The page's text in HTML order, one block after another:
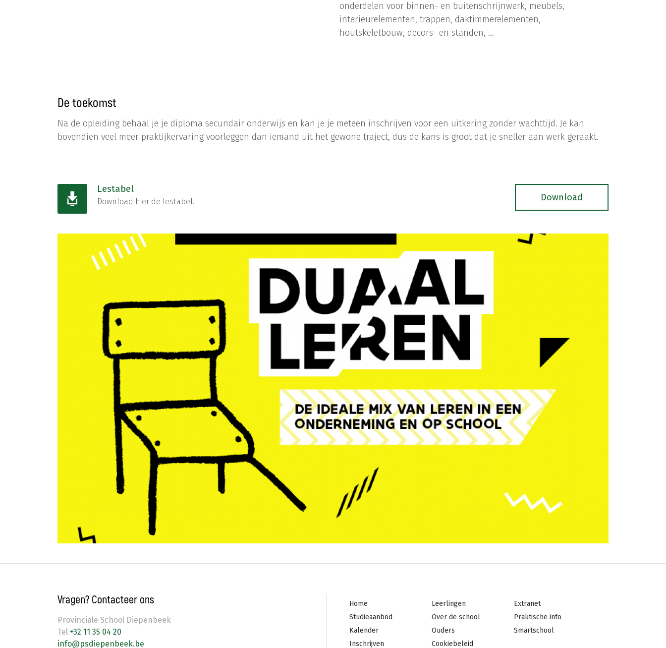
onderdelen voor binnen- en buitenschrijnwerk, meubels,
interieurelementen, trappen, daktimmerelementen,
houtskeletbouw, decors- en standen, …
De toekomst
Na de opleiding behaal je je diploma secundair onderwijs en kan je je meteen inschrijven voor een uitkering zonder wachttijd. Je kan
bovendien veel meer praktijkervaring voorleggen dan iemand uit het gewone traject, dus de kans is groot dat je sneller aan werk geraakt.
Lestabel
Download hier de lestabel. Download
Vragen? Contacteer ons
Provinciale School Diepenbeek
Tel +32 11 35 04 20
info@psdiepenbeek.be
Footer
Home
Studieaanbod
Kalender
Inschrijven
Footer
midden
Leerlingen
Over de school
Ouders
Cookiebeleid
Footer
2
Extranet
Praktische info
Smartschool